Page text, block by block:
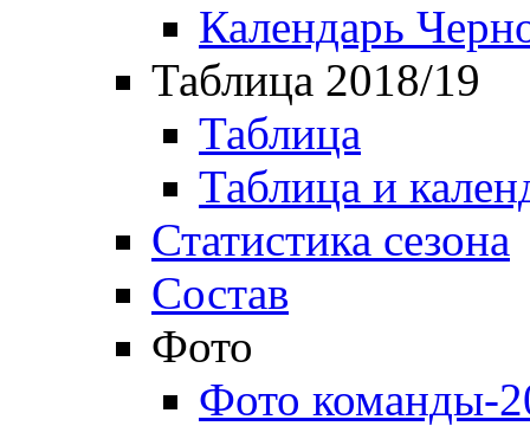
Календарь
Таблица 2018/19
Таблица
Таблица и
Статистика сезона
Состав
Фото
Фото команды-